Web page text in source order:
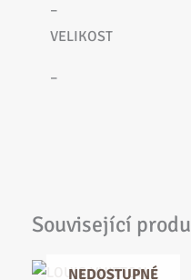
–
VELIKOST
–
Související
NEDOSTUPNÉ